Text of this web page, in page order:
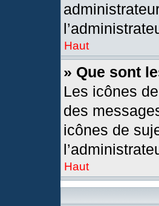
Haut
» Que sont
Les icônes
des
icônes de
Haut